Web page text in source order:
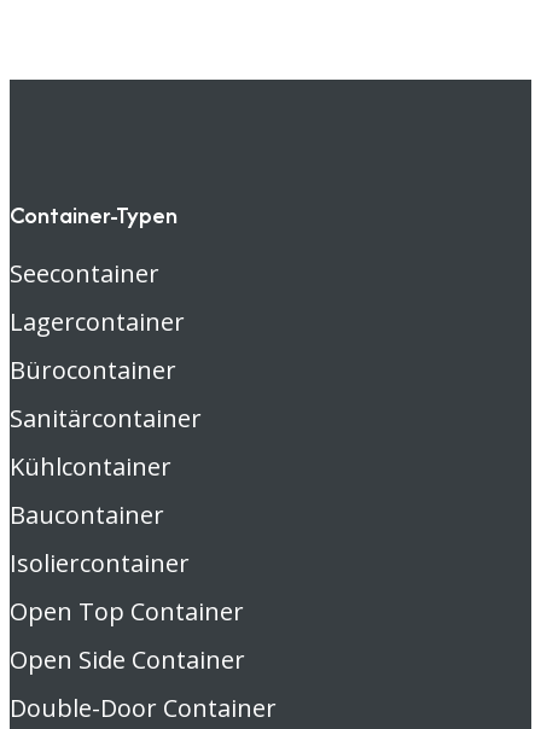
Container-Typen
Seecontainer
Lagercontainer
Bürocontainer
Sanitärcontainer
Kühlcontainer
Baucontainer
Isoliercontainer
Open Top Container
Open Side Container
Double-Door Container